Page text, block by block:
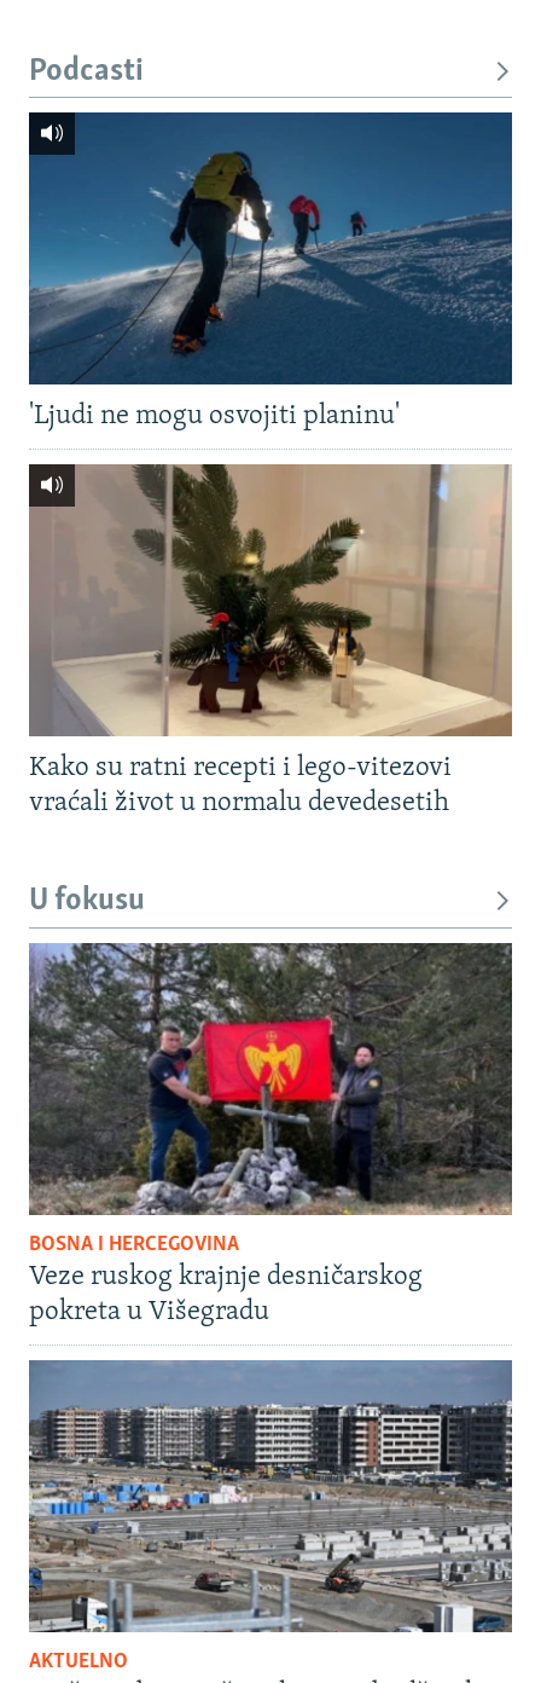
Podcasti
'Ljudi ne mogu osvojiti planinu'
Kako su ratni recepti i lego-vitezovi
vraćali život u normalu devedesetih
U fokusu
BOSNA I HERCEGOVINA
Veze ruskog krajnje desničarskog
pokreta u Višegradu
AKTUELNO